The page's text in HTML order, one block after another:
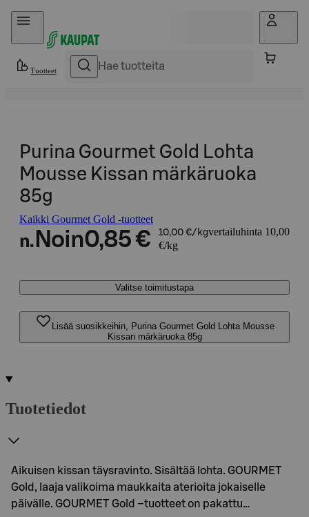
Hyppää sisältöön
Tuotteet
Purina Gourmet Gold Lohta
Mousse Kissan märkäruoka
85g
Kaikki Gourmet Gold -tuotteet
n. Noin0,85 € 10,00 €/kgvertailuhinta 10,00
€/kg
Valitse toimitustapa
Lisää suosikkeihin, Purina Gourmet Gold Lohta Mousse
Kissan märkäruoka 85g
Tuotetiedot
Aikuisen kissan täysravinto. Sisältää lohta. GOURMET
Gold, laaja valikoima maukkaita aterioita jokaiselle
päivälle. GOURMET Gold –tuotteet on pakattu…